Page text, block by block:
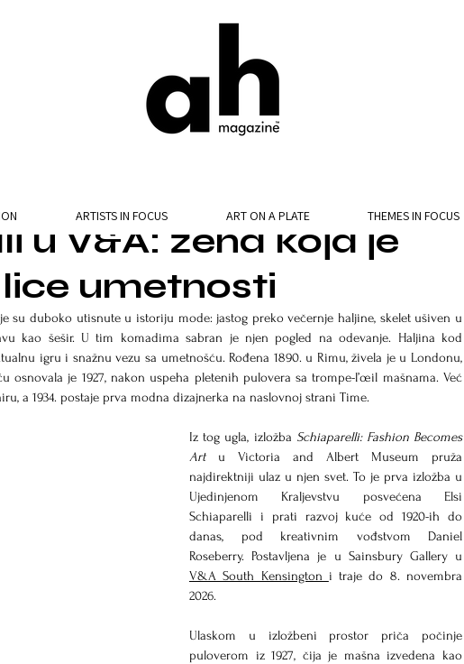
u V&A: žena koja je
umetnosti
su duboko utisnute u istoriju mode: jastog preko večernje haljine, skelet ušiven u
kao šešir. U tim komadima sabran je njen pogled na odevanje. Haljina kod
igru i snažnu vezu sa umetnošću. Rođena 1890. u Rimu, živela je u Londonu,
osnovala je 1927, nakon uspeha pletenih pulovera sa trompe-l’œil mašnama. Već
a 1934. postaje prva modna dizajnerka na naslovnoj strani Time.
Iz tog ugla, izložba Schiaparelli: Fashion Becomes
Art u Victoria and Albert Museum pruža
najdirektniji ulaz u njen svet. To je prva izložba u
Ujedinjenom Kraljevstvu posvećena Elsi
Schiaparelli i prati razvoj kuće od 1920-ih do
danas, pod kreativnim vođstvom Daniel
V&A South Kensington i traje do 8. novembra
2026.
Ulaskom u izložbeni prostor priča počinje
puloverom iz 1927, čija je mašna izvedena kao
ARTISTS IN FOCUS ART ON A PLATE THEMES IN FOCUS